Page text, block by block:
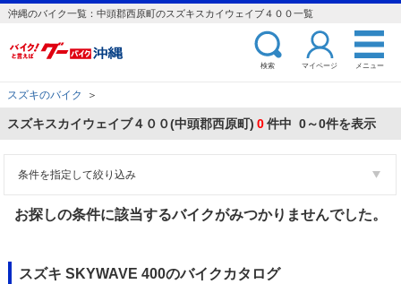
沖縄のバイク一覧：中頭郡西原町のスズキスカイウェイブ４００一覧
検索 マイページ メニュー
スズキのバイク ＞
スズキスカイウェイブ４００(中頭郡西原町) 0件中 0～0件を表示
条件を指定して絞り込み
お探しの条件に該当するバイクがみつかりませんでした。
スズキ SKYWAVE 400のバイクカタログ